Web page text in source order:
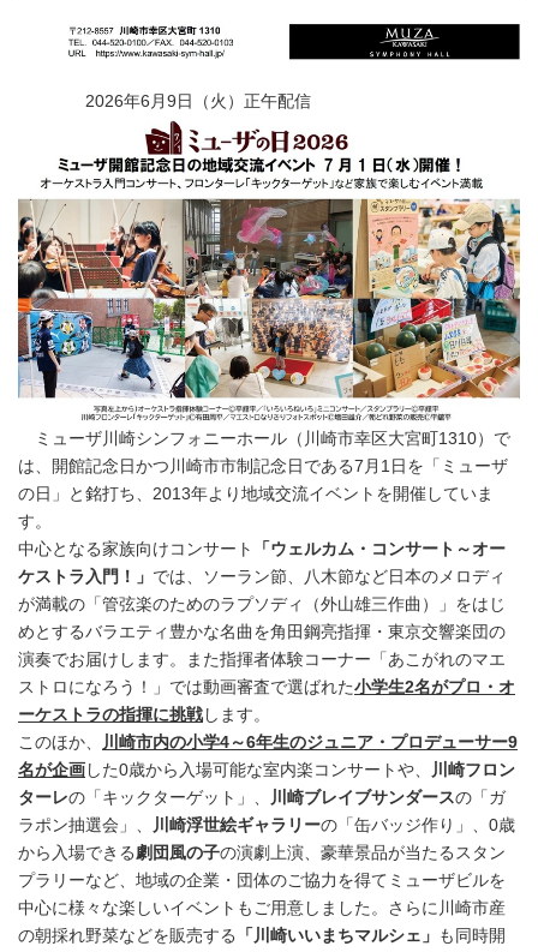
2026年6月9日（火）正午配信
ミューザ川崎シンフォニーホール（川崎市幸区大宮町1310）で
は、開館記念日かつ川崎市市制記念日である7月1日を「ミューザ
の日」と銘打ち、2013年より地域交流イベントを開催していま
す。
中心となる家族向けコンサート
「ウェルカム・コンサート～オー
ケストラ入門！」 では、ソーラン節、八木節など日本のメロディ
が満載の「管弦楽のためのラプソディ（外山雄三作曲）」をはじ
めとするバラエティ豊かな名曲を角田鋼亮指揮・東京交響楽団の
演奏でお届けします。また指揮者体験コーナー「あこがれのマエ
ストロになろう！」では動画審査で選ばれた小学生2名がプロ・オ
ーケストラの指揮に挑戦 します。
このほか、
川崎市内の小学4 ～6年生のジュニア・プロデューサー9
名が企画 した0歳から入場可能な室内楽コンサートや、
川崎フロン
ターレの「キックターゲット」、 川崎ブレイブサンダースの「ガ
ラポン抽選会」、
川崎浮世絵ギャラリーの「缶バッジ作り」、0歳
から入場できる 劇団風の子の演劇上演、豪華景品が当たるスタン
プラリーなど、地域の企業・団体のご協力を得てミューザビルを
中心に様々な楽しいイベントもご用意しました。さらに川崎市産
の朝採れ野菜などを販売する
「川崎いいまちマルシェ」 も同時開